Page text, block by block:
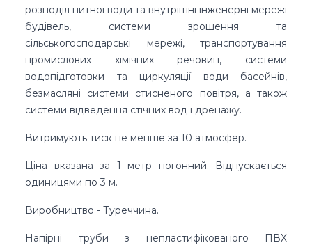
розподіл питної води та внутрішні інженерні мережі
будівель, системи зрошення та
сільськогосподарські мережі, транспортування
промислових хімічних речовин, системи
водопідготовки та циркуляції води басейнів,
безмасляні системи стисненого повітря, а також
системи відведення стічних вод і дренажу.
Витримують тиск не менше за 10 атмосфер.
Ціна вказана за 1 метр погонний. Відпускається
одиницями по 3 м.
Виробництво - Туреччина.
Напірні труби з непластифікованого ПВХ